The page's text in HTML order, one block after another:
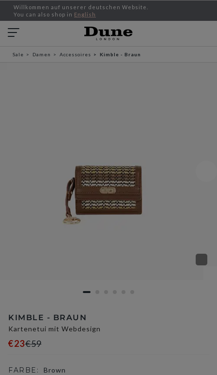
Willkommen auf unserer deutschen Website.
You can also shop in English
Sale Damen Accessoires Kimble - Braun
KIMBLE - BRAUN
Kartenetui mit Webdesign
€23€59
FARBE: Brown